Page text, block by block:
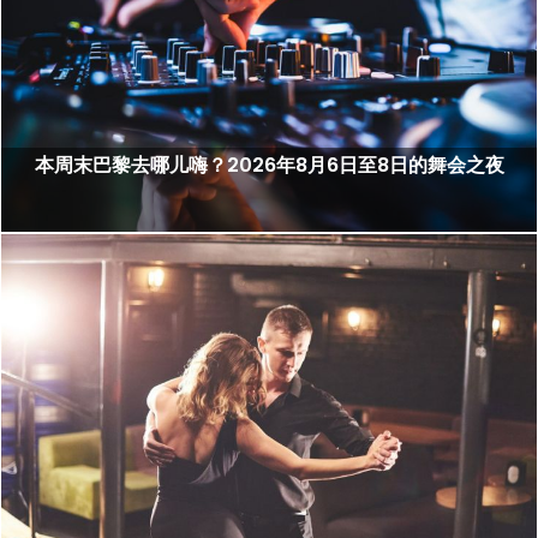
本周末巴黎去哪儿嗨？2026年8月6日至8日的舞会之夜